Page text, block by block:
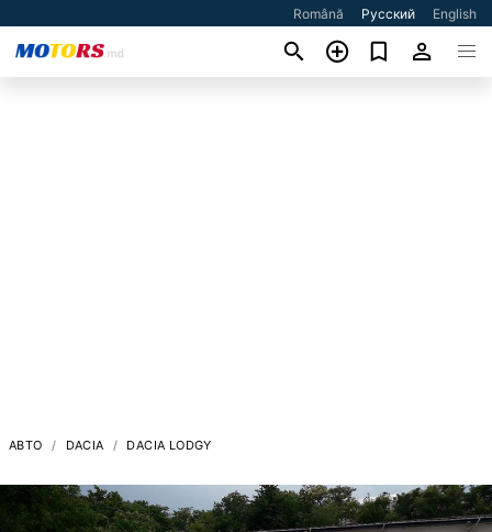
Română Русский English
АВТО DACIA DACIA LODGY